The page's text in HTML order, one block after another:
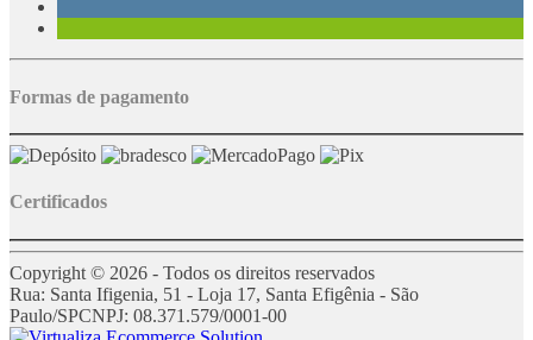
Formas de pagamento
Certificados
Copyright © 2026 - Todos os direitos reservados
Rua: Santa Ifigenia, 51 - Loja 17, Santa Efigênia - São
Paulo/SPCNPJ: 08.371.579/0001-00